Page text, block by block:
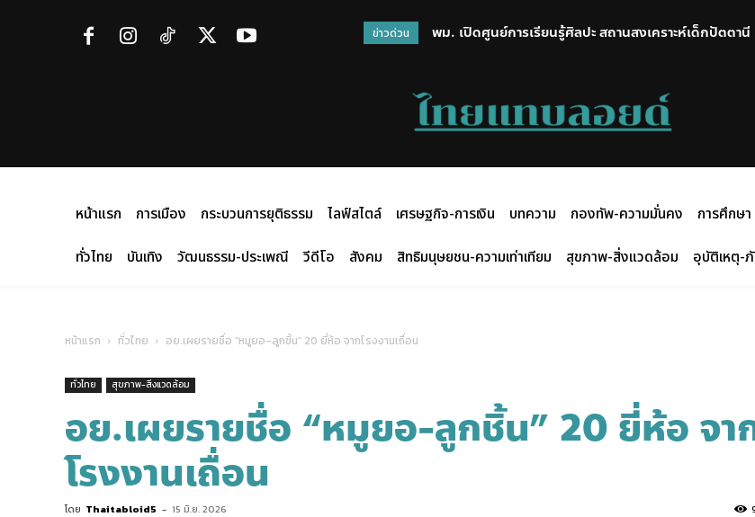
ข่าวด่วน
พม. เปิดศูนย์การเรียนรู้ศิลปะ สถานสงเคราะห์เด็กปัตตา
หน้าแรก การเมือง กระบวนการยุติธรรม ไลฟ์สไตล์ เศรษฐกิจ-การเงิน บทความ กองทัพ-ความมั่นคง การศึกษ
ทั่วไทย
บันเทิง วัฒนธรรม-ประเพณี วีดีโอ สังคม สิทธิมนุษยชน-ความเท่าเทียม สุขภาพ-สิ่งแวดล้อม อุบัติเหตุ-
หน้าแรก ทั่วไทย อย.เผยรายชื่อ “หมูยอ-ลูกชิ้น” 20 ยี่ห้อ จากโรงงานเถื่อน
ทั่วไทย สุขภาพ-สิ่งแวดล้อม
อย.เผยรายชื่อ “หมูยอ-ลูกชิ้น” 20 ยี่ห้อ จา
โรงงานเถื่อน
โดย Thaitabloid5 - 15 มิ.ย. 2026